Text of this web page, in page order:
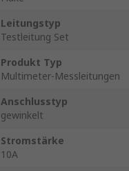
Leitungstyp
Testleitung Set
Produkt Typ
Multimeter-Messleitungen
Anschlusstyp
gewinkelt
Stromstärke
10A